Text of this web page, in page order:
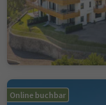
Online buchbar